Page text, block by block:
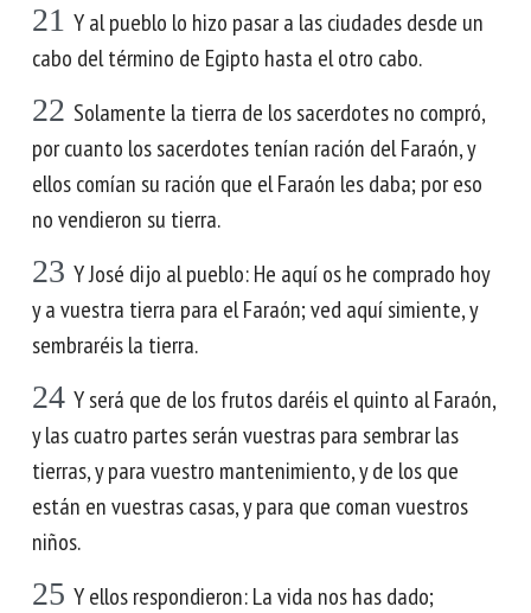
21 Y al pueblo lo hizo pasar a las ciudades desde un
cabo del término de Egipto hasta el otro cabo.
22 Solamente la tierra de los sacerdotes no compró,
por cuanto los sacerdotes tenían ración del Faraón, y
ellos comían su ración que el Faraón les daba; por eso
no vendieron su tierra.
23 Y José dijo al pueblo: He aquí os he comprado hoy
y a vuestra tierra para el Faraón; ved aquí simiente, y
sembraréis la tierra.
24 Y será que de los frutos daréis el quinto al Faraón,
y las cuatro partes serán vuestras para sembrar las
tierras, y para vuestro mantenimiento, y de los que
están en vuestras casas, y para que coman vuestros
niños.
25 Y ellos respondieron: La vida nos has dado;